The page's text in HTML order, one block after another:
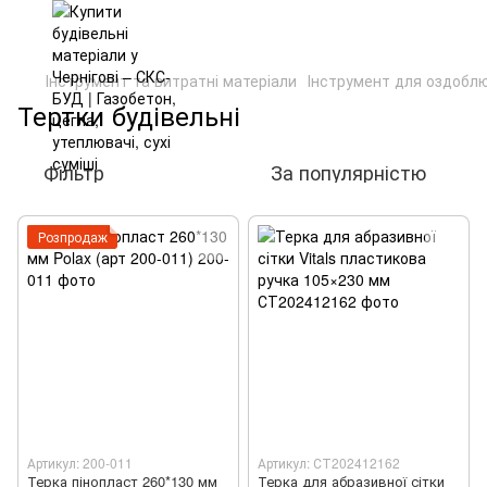
Інструмент та витратні матеріали Інструмент для
Тертки будівельні
Фільтр За популярністю
Розпродаж
Артикул: 200-011
Терка пінопласт 260*130 мм
Артикул: СТ202412162
Терка для абразивної сітки